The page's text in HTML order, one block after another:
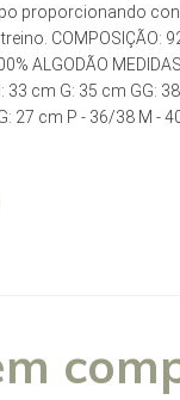
proporcionando
COMPOSIÇÃO:
ALGODÃO
33 cm G: 35 cm GG:
27 cm P - 36/38 M -